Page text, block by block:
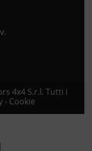
4x4 S.r.l. Tutti i
- Cookie